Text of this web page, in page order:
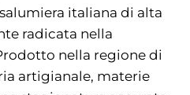
italiana di alta
radicata nella
nella regione di
artigianale, materie